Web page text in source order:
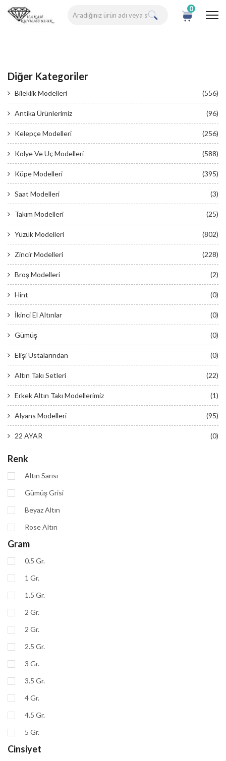
0
Diğer Kategoriler
Bileklik Modelleri (556)
Antika Ürünlerimiz (96)
Kelepçe Modelleri (256)
Kolye Ve Uç Modelleri (588)
Küpe Modelleri (395)
Saat Modelleri (3)
Takım Modelleri (25)
Yüzük Modelleri (802)
Zincir Modelleri (228)
Broş Modelleri (2)
Hint (0)
İkinci El Altınlar (0)
Gümüş (0)
Elişi Ustalarından (0)
Altın Takı Setleri (22)
Erkek Altın Takı Modellerimiz (1)
Alyans Modelleri (95)
22 AYAR (0)
Renk
Altın Sarısı
Gümüş Grisi
Beyaz Altın
Rose Altın
Gram
0.5 Gr.
1 Gr.
1.5 Gr.
2 Gr.
2 Gr.
2.5 Gr.
3 Gr.
3.5 Gr.
4 Gr.
4.5 Gr.
5 Gr.
Cinsiyet